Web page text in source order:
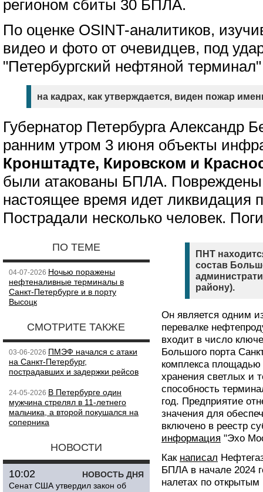
регионом сбиты 30 БПЛА.
По оценке OSINT-аналитиков,
видео и фото от очевидцев, под
"Петербургский нефтяной
на кадрах, как утверждается, виден пожар
Губернатор Петербурга Александр
ранним утром 3 июня объекты
Кронштадте, Кировском и
были атакованы БПЛА. Повреждены
настоящее время идет ликвидация
Пострадали несколько человек.
ПО ТЕМЕ
04-07-2026 Ночью поражены
нефтеналивные терминалы в
Санкт-Петербурге и в порту
Высоцк
СМОТРИТЕ ТАКЖЕ
03-06-2026 ПМЭФ начался с атаки
на Санкт-Петербург,
пострадавших и задержки рейсов
24-05-2026 В Петербурге один
мужчина стрелял в 11-летнего
мальчика, а второй покушался на
соперника
НОВОСТИ
НОВОСТЬ ДНЯ
10:02
Сенат США утвердил закон об
ПНТ
состав
району).
Он является одним
перевалке
входит в число
Большого порта
комплекса площадью
хранения светлых и
способность
год. Предприятие
значения для
включено в реестр
информация "Эхо
Как написал
БПЛА в начале 2024
налетах по